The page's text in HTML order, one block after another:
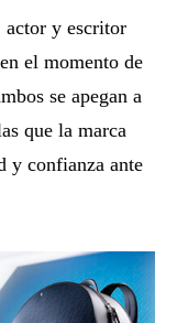
actor y escritor
el momento de
se apegan a
que la marca
y confianza ante